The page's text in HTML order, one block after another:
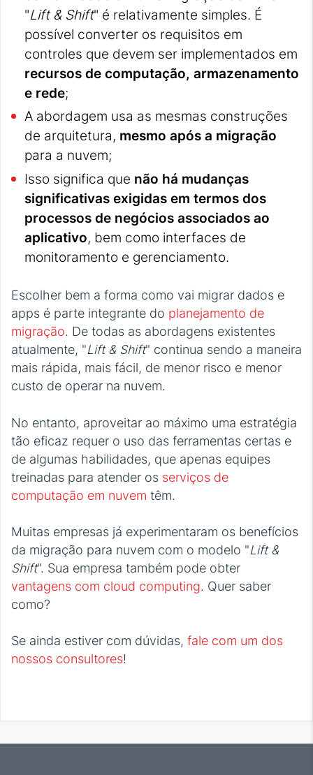
"Lift & Shift" é relativamente simples. É
possível converter os requisitos em
controles que devem ser implementados em
recursos de computação, armazenamento
e rede;
A abordagem usa as mesmas construções
de arquitetura, mesmo após a migração
para a nuvem;
Isso significa que não há mudanças
significativas exigidas em termos dos
processos de negócios associados ao
aplicativo, bem como interfaces de
monitoramento e gerenciamento.
Escolher bem a forma como vai migrar dados e
apps é parte integrante do planejamento de
migração. De todas as abordagens existentes
atualmente, "Lift & Shift" continua sendo a maneira
mais rápida, mais fácil, de menor risco e menor
custo de operar na nuvem.
No entanto, aproveitar ao máximo uma estratégia
tão eficaz requer o uso das ferramentas certas e
de algumas habilidades, que apenas equipes
treinadas para atender os serviços de
computação em nuvem têm.
Muitas empresas já experimentaram os benefícios
da migração para nuvem com o modelo "Lift &
Shift". Sua empresa também pode obter
vantagens com cloud computing. Quer saber
como?
Se ainda estiver com dúvidas, fale com um dos
nossos consultores!